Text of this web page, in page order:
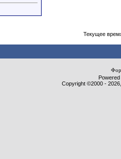
Текущее
Copyright ©2000 -